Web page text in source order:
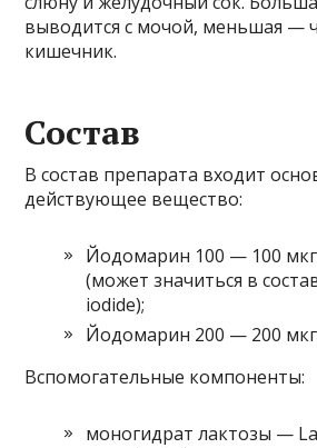
выводится с мочой, меньшая —
кишечник.
Состав
В состав препарата входит
действующее вещество:
Йодомарин 100 — 100
(может значиться в
iodide);
Йодомарин 200 — 200
Вспомогательные компоненты:
моногидрат лактозы —